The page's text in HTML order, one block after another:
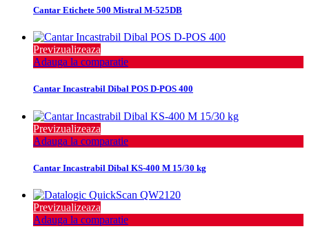
Cantar Etichete 500 Mistral M-525DB
Previzualizeaza
Adauga la comparatie
Cantar Incastrabil Dibal POS D-POS 400
Previzualizeaza
Adauga la comparatie
Cantar Incastrabil Dibal KS-400 M 15/30 kg
Previzualizeaza
Adauga la comparatie